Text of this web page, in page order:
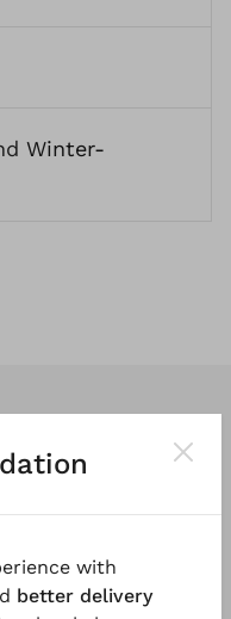
Winter-
Menschen, die
with
better delivery